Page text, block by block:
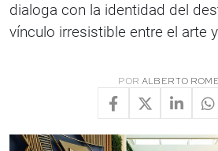
dialoga con la identidad del
vínculo irresistible entre el arte
POR ALBERTO